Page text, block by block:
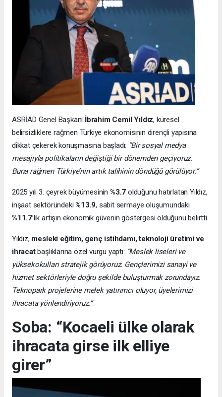
ASRİAD Genel Başkanı İbrahim Cemil Yıldız, küresel
belirsizliklere rağmen Türkiye ekonomisinin dirençli yapısına
dikkat çekerek konuşmasına başladı: “Bir sosyal medya
mesajıyla politikaların değiştiği bir dönemden geçiyoruz.
Buna rağmen Türkiye’nin artık talihinin döndüğü görülüyor.”
2025 yılı 3. çeyrek büyümesinin %3.7 olduğunu hatırlatan Yıldız,
inşaat sektöründeki%13.9, sabit sermaye oluşumundaki
%11.7’lik artışın ekonomik güvenin göstergesi olduğunu belirtti.
Yıldız, mesleki eğitim, genç istihdamı, teknoloji üretimi ve
ihracatbaşlıklarına özel vurgu yaptı: “Meslek liseleri ve
yüksekokulları stratejik görüyoruz. Gençlerimizi sanayi ve
hizmet sektörleriyle doğru şekilde buluşturmak zorundayız.
Teknopark projelerine melek yatırımcı oluyor, üyelerimizi
ihracata yönlendiriyoruz.”
Soba: “Kocaeli ülke olarak
ihracata girse ilk elliye
girer”